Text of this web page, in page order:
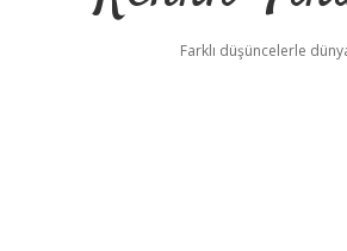
Farklı düşüncelerle